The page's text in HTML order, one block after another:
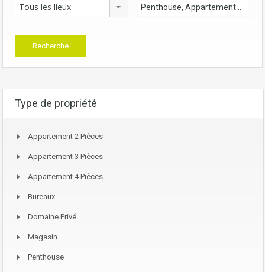
Tous les lieux
Type de propriété
Appartement 2 Pièces
Appartement 3 Pièces
Appartement 4 Pièces
Bureaux
Domaine Privé
Magasin
Penthouse